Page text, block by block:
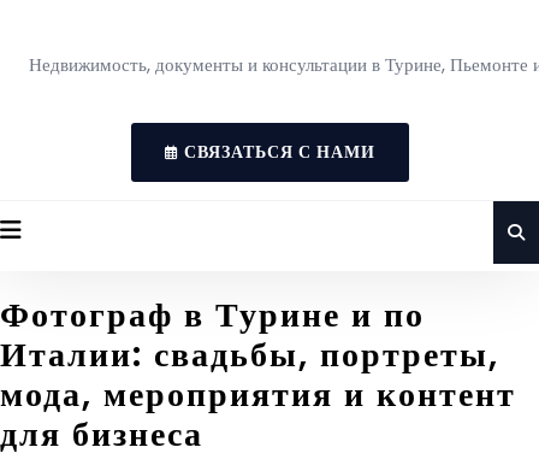
Недвижимость, документы и консультации в Турине, Пьемонте
СВЯЗАТЬСЯ С НАМИ
Фотограф в Турине и по
Италии: свадьбы, портреты,
мода, мероприятия и контент
для бизнеса